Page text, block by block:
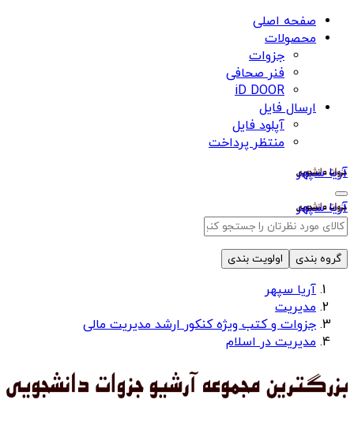
صفحه اصلی
محصولات
جزوات
فنر صحافی
iD DOOR
ارسال فایل
آپلود فایل
منتظر پرداخت
آریا سپهر
آریا سپهر
گروه بندی اولویت بندی
آریا سپهر
مدیریت
جزوات و کتب ویژه کنکور ارشد مدیریت مالی
مدیریت در اسلام